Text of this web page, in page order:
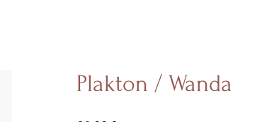
Plakton / Wanda